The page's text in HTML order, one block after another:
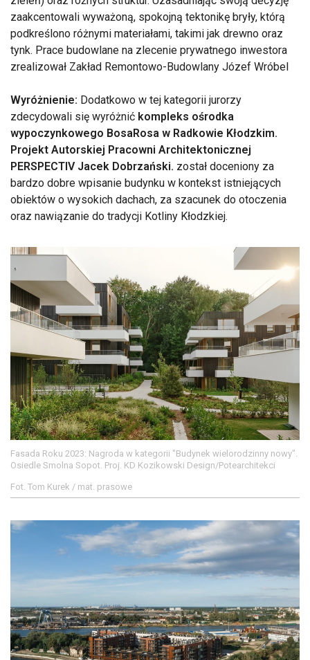
zaakcentowali wyważoną, spokojną tektonikę bryły, którą
podkreślono różnymi materiałami, takimi jak drewno oraz
tynk. Prace budowlane na zlecenie prywatnego inwestora
zrealizował Zakład Remontowo-Budowlany Józef Wróbel
Wyróżnienie: Dodatkowo w tej kategorii jurorzy
zdecydowali się wyróżnić kompleks ośrodka
wypoczynkowego BosaRosa w Radkowie Kłodzkim.
Projekt Autorskiej Pracowni Architektonicznej
PERSPECTIV Jacek Dobrzański. został doceniony za
bardzo dobre wpisanie budynku w kontekst istniejących
obiektów o wysokich dachach, za szacunek do otoczenia
oraz nawiązanie do tradycji Kotliny Kłodzkiej.
Fasada Roku 2023: Nagroda w kategorii "Budynek wielorodzinny nowy".
Osiedle Smolna Sopot. Proj. KD Kozikowski Design/Potearchitekci
Fot. Tom Kurek / mat. prasowe